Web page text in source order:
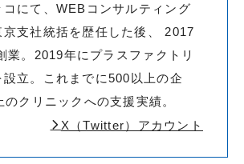
にて、WEBコンサルティング
支社統括を歴任した後、 2017
業。2019年にプラスファクトリ
設立。これまでに500以上の企
クリニックへの支援実績。
X（Twitter）アカウント